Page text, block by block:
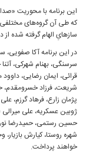
این برنامه با محوریت
که طی آن گروه‌های مختلفی
سازهایِ الهام گرفته شده
در این برنامه آکا صفویی،
سرسنگی، بهنام شهرکی،
قرائی، ایمان رضایی،
شریعت، فرزاد خسرومقدم،
پژمان زارع، فرهاد گرزم،
ژوبین عسکریه، علی میرالی
حسین رستمی، حمیدرضا
شهره روستا، کیارش بازیار،
خواهند پرداخت.